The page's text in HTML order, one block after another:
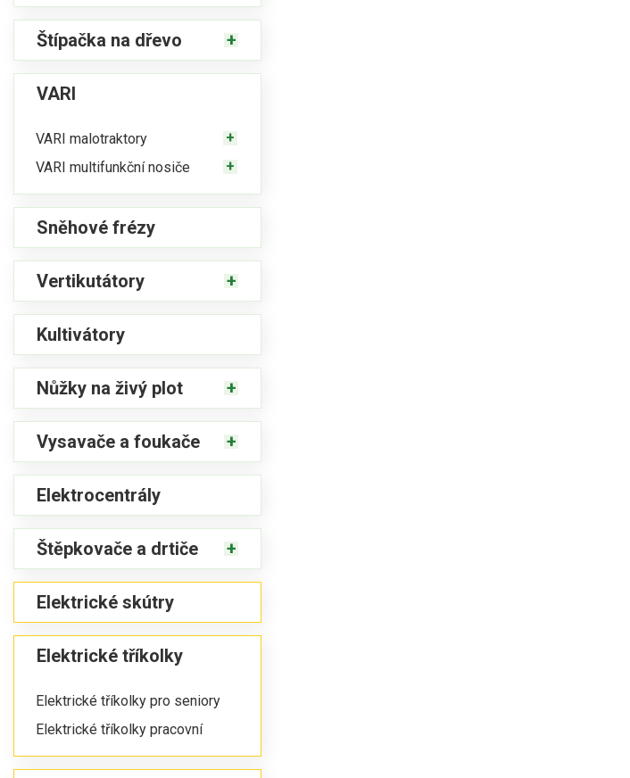
Štípačka na dřevo
VARI
VARI malotraktory
VARI multifunkční nosiče
Sněhové frézy
Vertikutátory
Kultivátory
Nůžky na živý plot
Vysavače a foukače
Elektrocentrály
Štěpkovače a drtiče
Elektrické skútry
Elektrické tříkolky
Elektrické tříkolky pro seniory
Elektrické tříkolky pracovní